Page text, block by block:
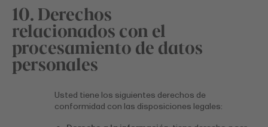
10. Derechos
relacionados con el
procesamiento de datos
personales
Usted tiene los siguientes derechos de
conformidad con las disposiciones legales: